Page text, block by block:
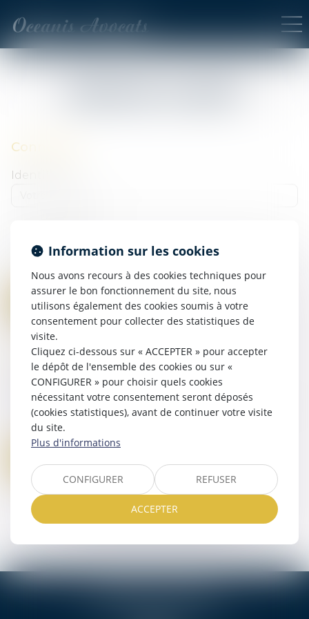
Connexion
Identifiant
Se connecter
Mot de passe perdu
Identifiant
Information sur les cookies
Nous avons recours à des cookies techniques pour
assurer le bon fonctionnement du site, nous
utilisons également des cookies soumis à votre
consentement pour collecter des statistiques de
visite.
Cliquez ci-dessous sur « ACCEPTER » pour accepter
le dépôt de l'ensemble des cookies ou sur «
CONFIGURER » pour choisir quels cookies
nécessitant votre consentement seront déposés
(cookies statistiques), avant de continuer votre visite
du site.
Plus d'informations
CONFIGURER REFUSER
ACCEPTER